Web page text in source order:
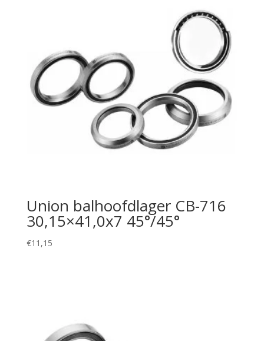
Union balhoofdlager CB-716
30,15×41,0x7 45°/45°
€11,15